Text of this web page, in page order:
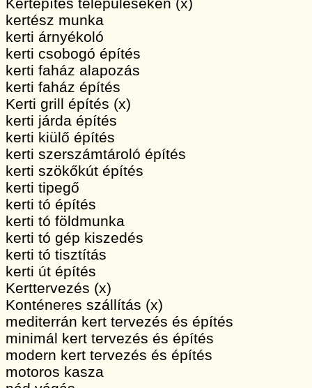
Kertépítés településeken (x)
kertész munka
kerti árnyékoló
kerti csobogó építés
kerti faház alapozás
kerti faház építés
Kerti grill építés (x)
kerti járda építés
kerti kiülő építés
kerti szerszámtároló építés
kerti szökőkút építés
kerti tipegő
kerti tó építés
kerti tó földmunka
kerti tó gép kiszedés
kerti tó tisztítás
kerti út építés
Kerttervezés (x)
Konténeres szállítás (x)
mediterrán kert tervezés és építés
minimál kert tervezés és építés
modern kert tervezés és építés
motoros kasza